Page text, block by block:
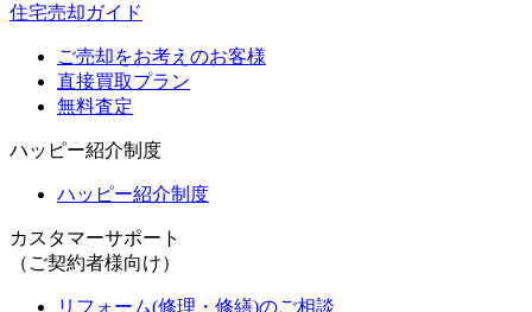
住宅売却ガイド
ご売却をお考えのお客様
直接買取プラン
無料査定
ハッピー紹介制度
ハッピー紹介制度
カスタマーサポート
（ご契約者様向け）
リフォーム(修理・修繕)のご相談